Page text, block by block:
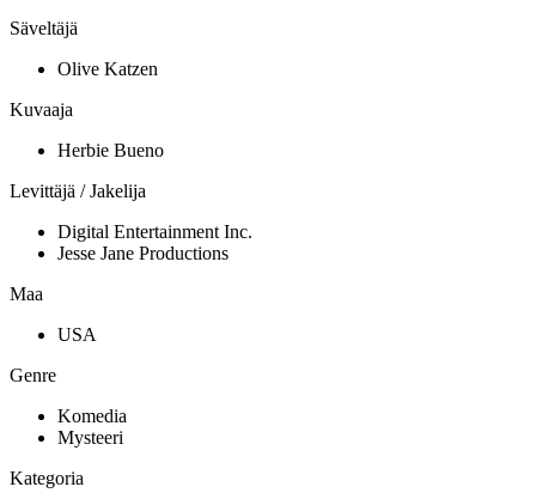
Säveltäjä
Olive Katzen
Kuvaaja
Herbie Bueno
Levittäjä / Jakelija
Digital Entertainment Inc.
Jesse Jane Productions
Maa
USA
Genre
Komedia
Mysteeri
Kategoria